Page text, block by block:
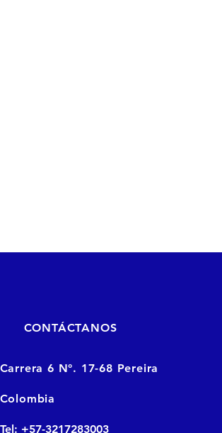
CONTÁCTANOS
Carrera 6 N°. 17-68 Pereira
Colombia
Tel: +57-3217283003